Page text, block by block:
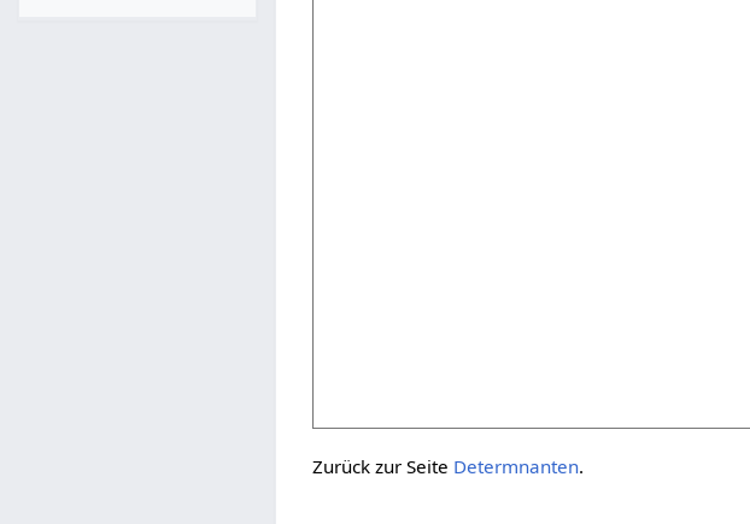
Zurück zur Seite Determnanten.